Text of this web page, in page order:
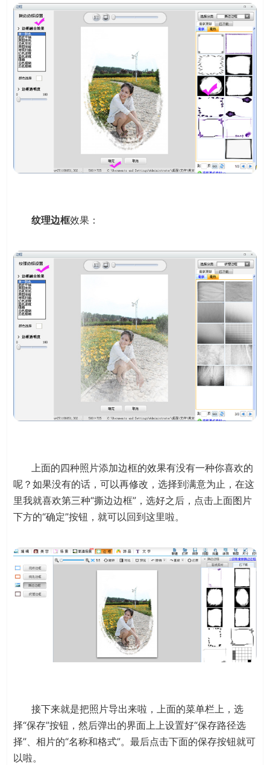
纹理边框效果：
上面的四种照片添加边框的效果有没有一种你喜欢的
呢？如果没有的话，可以再修改，选择到满意为止，在这
里我就喜欢第三种“撕边边框”，选好之后，点击上面图片
下方的“确定”按钮，就可以回到这里啦。
接下来就是把照片导出来啦，上面的菜单栏上，选
择“保存”按钮，然后弹出的界面上上设置好“保存路径选
择”、相片的“名称和格式”。最后点击下面的保存按钮就可
以啦。